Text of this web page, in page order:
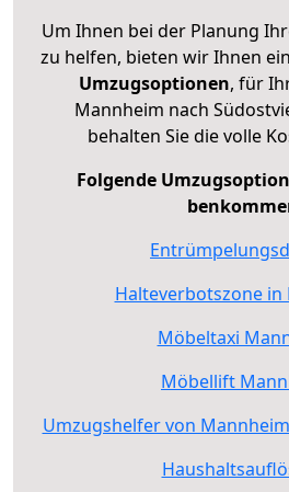
Um Ihnen bei der Planung
zu helfen, bieten wir Ihnen
Umzugsoptionen, für
Mannheim nach
behalten Sie die volle
Folgende
Halteverbotszone in
Möbeltaxi
Möbellift
Umzugshelfer von